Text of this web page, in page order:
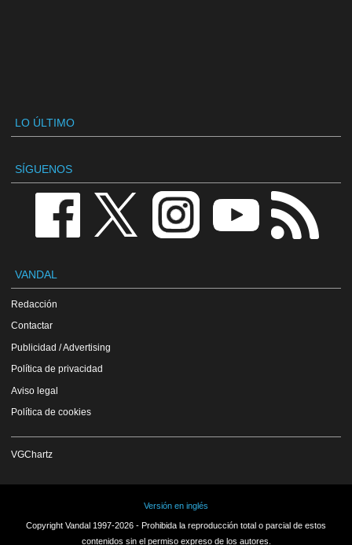
LO ÚLTIMO
SÍGUENOS
VANDAL
Redacción
Contactar
Publicidad / Advertising
Política de privacidad
Aviso legal
Política de cookies
VGChartz
Versión en inglés
Copyright Vandal 1997-2026 - Prohibida la reproducción total o parcial de estos
contenidos sin el permiso expreso de los autores.